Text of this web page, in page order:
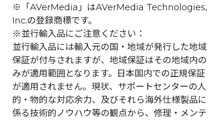
※「AVerMedia」はAVerMedia Technologies,
Inc.の登録商標です。
※並行輸入品にご注意ください：
並行輸入品には輸入元の国・地域が発行した地域
保証が付与されますが、地域保証はその地域内の
みが適用範囲となります。日本国内での正規保証
が適用されません。現状、サポートセンターの人
的・物的な対応余力、及びそれら海外仕様製品に
係る技術的ノウハウ等の観点から、修理・メンテ